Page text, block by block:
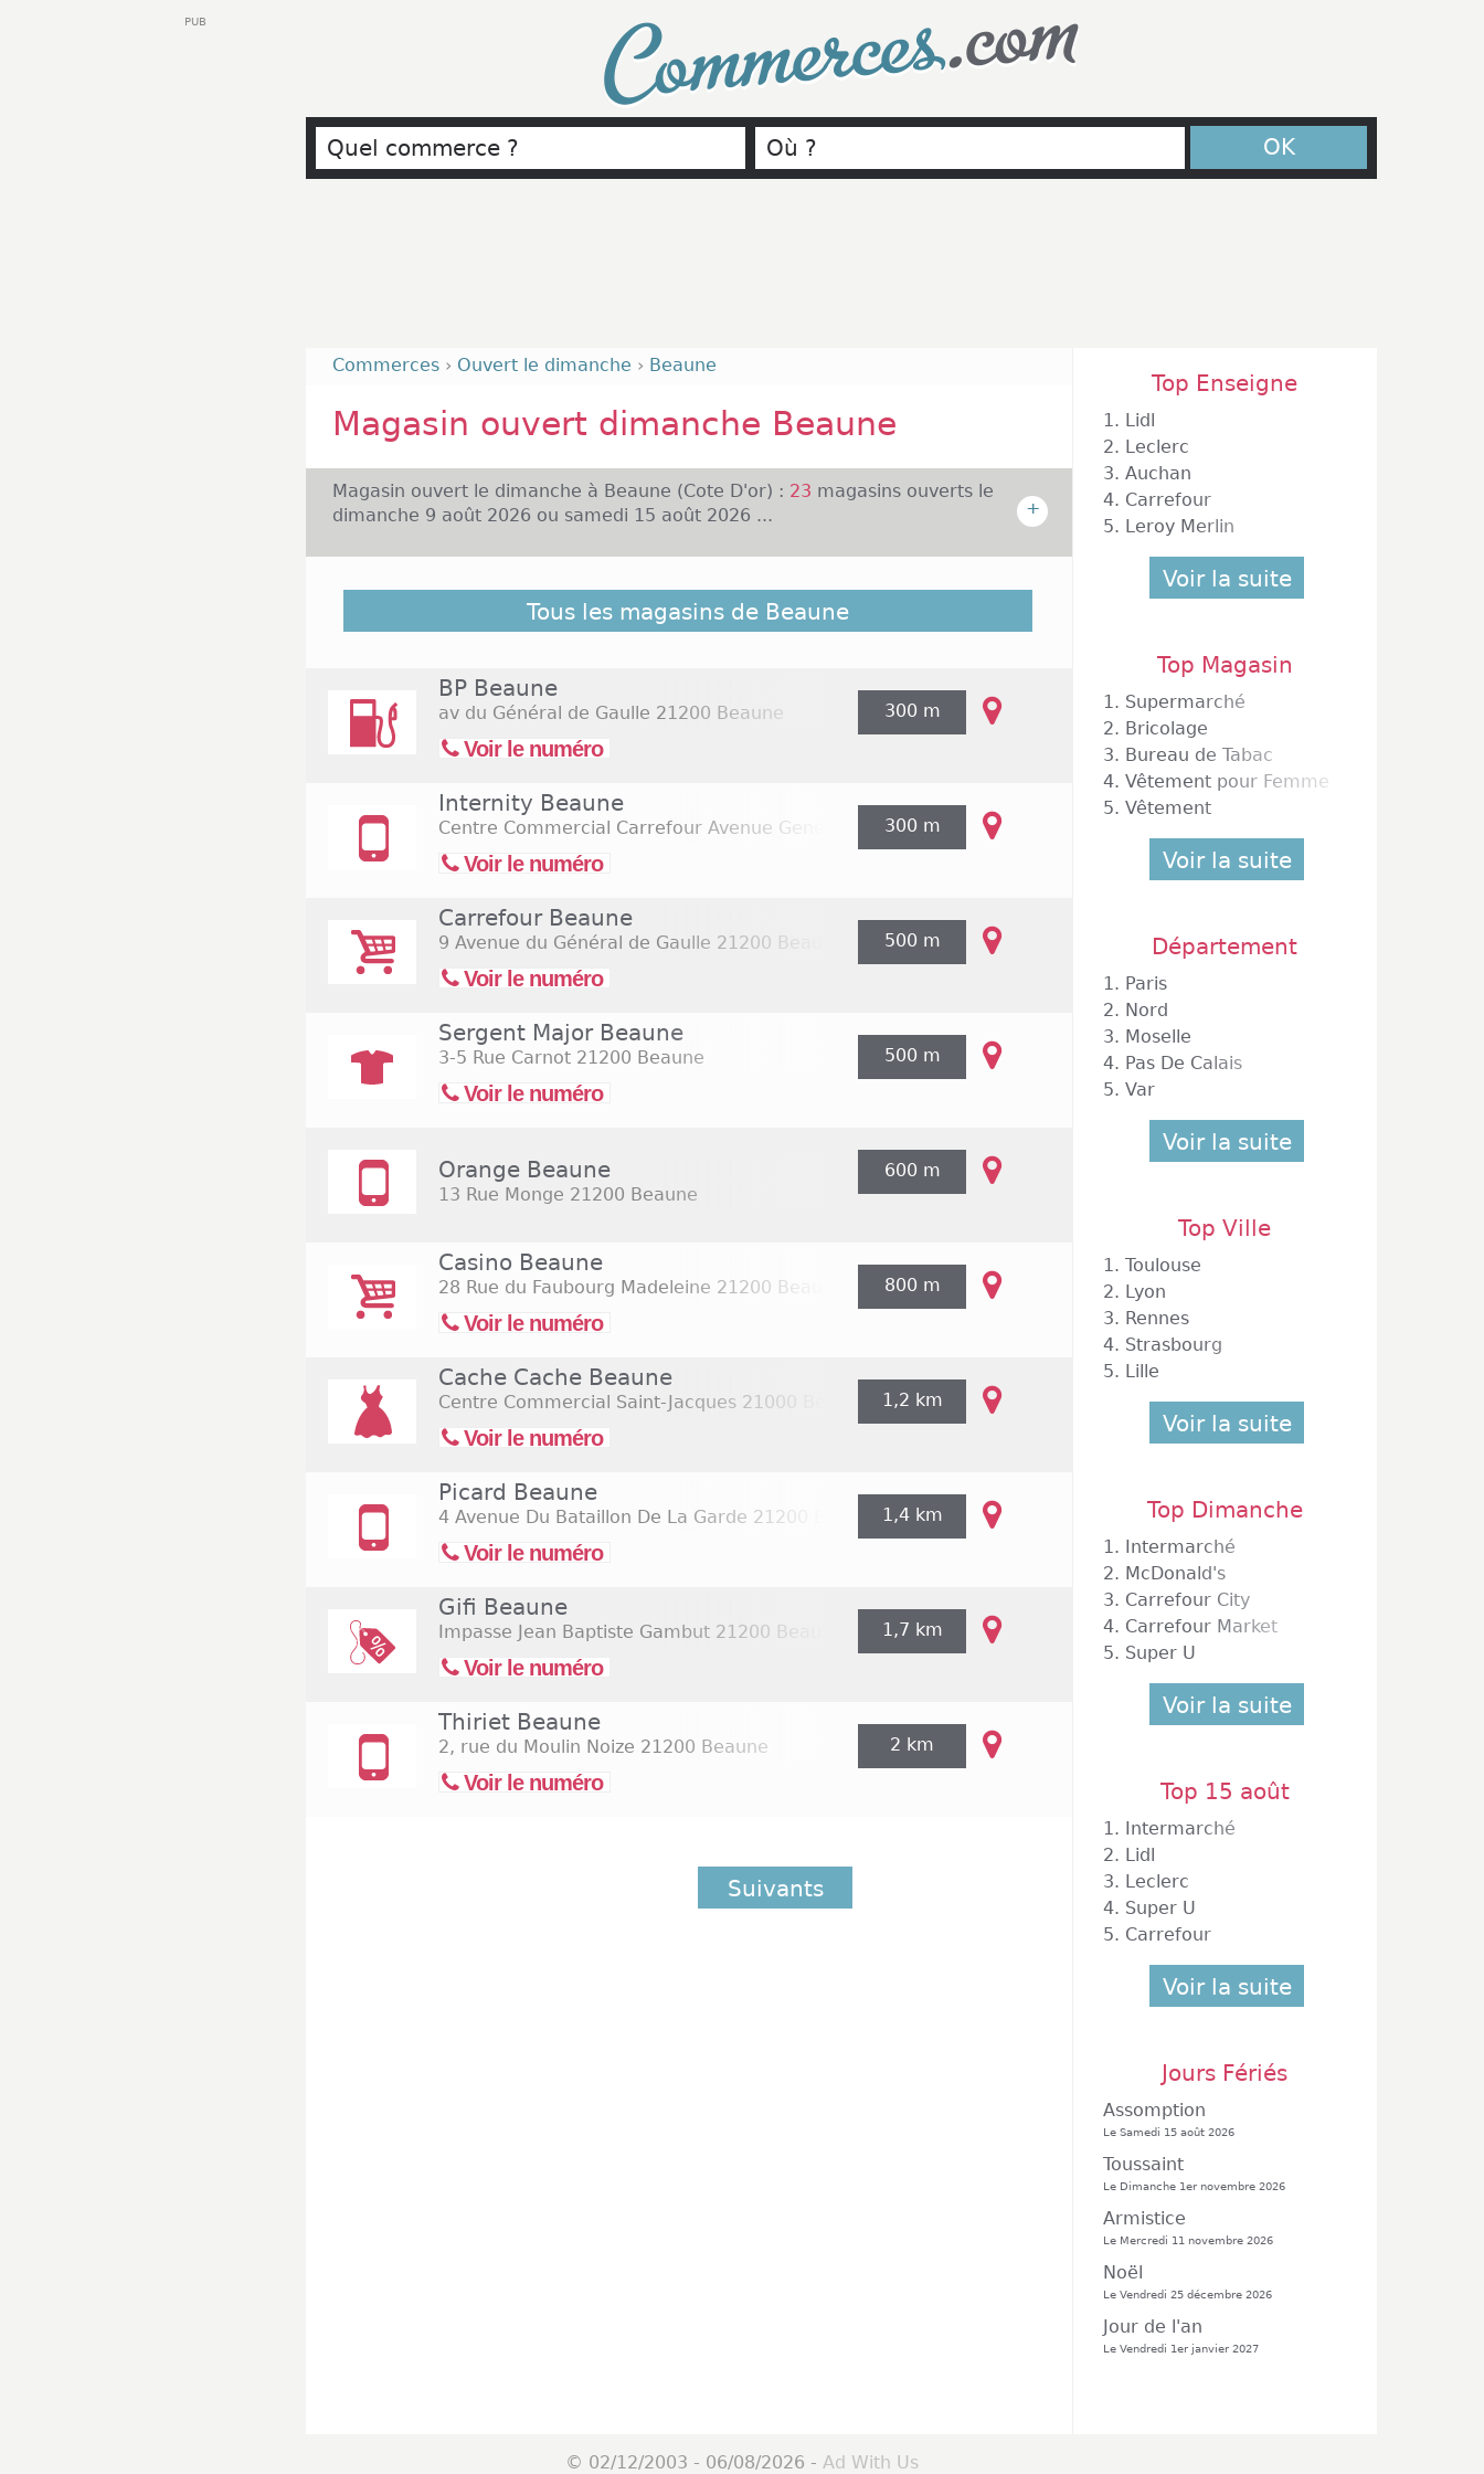
Commerces.com
OK
Commerces › Ouvert le dimanche › Beaune
Magasin ouvert dimanche Beaune
Magasin ouvert le dimanche à Beaune (Cote D'or) : 23 magasins ouverts le
dimanche 9 août 2026 ou samedi 15 août 2026 ...
+
Situé dans le département de la Côte d'Or, Beaune est une ville localisée au sud
de Dijon. A l'heure actuelle, plus de 22 000 personnes y vivent. Le centre ville de
boutiques principalement situées dans les rues d'Alsace et Carnot. Ces magasins
sont ouverts du lundi au samedi, de 10 à 19h généralement. Les enseignes
alimentaires sont souvent ouvertes en matinée les dimanches, par exemple de
9h à 12h pour le supermarché Casino. Une zone d'activité est aussi présente
Tous les magasins de Beaune
BP Beaune
av du Général de Gaulle 21200 Beaune
Voir le numéro
300 m
Internity Beaune
Centre Commercial Carrefour Avenue General De Gaulle21200 Beaune
Voir le numéro
300 m
Carrefour Beaune
9 Avenue du Général de Gaulle 21200 Beaune
Voir le numéro
500 m
Sergent Major Beaune
3-5 Rue Carnot 21200 Beaune
Voir le numéro
500 m
Orange Beaune
13 Rue Monge 21200 Beaune
600 m
Casino Beaune
28 Rue du Faubourg Madeleine 21200 Beaune
Voir le numéro
800 m
Cache Cache Beaune
Centre Commercial Saint-Jacques 21000 Beaune
Voir le numéro
1,2 km
Picard Beaune
4 Avenue Du Bataillon De La Garde 21200 Beaune
Voir le numéro
1,4 km
Gifi Beaune
Impasse Jean Baptiste Gambut 21200 Beaune
Voir le numéro
1,7 km
Thiriet Beaune
2, rue du Moulin Noize 21200 Beaune
Voir le numéro
2 km
Suivants
Top Enseigne
1. Lidl
2. Leclerc
3. Auchan
4. Carrefour
5. Leroy Merlin
Voir la suite
Top Magasin
1. Supermarché
2. Bricolage
3. Bureau de Tabac
4. Vêtement pour Femme
5. Vêtement
Voir la suite
Département
1. Paris
2. Nord
3. Moselle
4. Pas De Calais
5. Var
Voir la suite
Top Ville
1. Toulouse
2. Lyon
3. Rennes
4. Strasbourg
5. Lille
Voir la suite
Top Dimanche
1. Intermarché
2. McDonald's
3. Carrefour City
4. Carrefour Market
5. Super U
Voir la suite
Top 15 août
1. Intermarché
2. Lidl
3. Leclerc
4. Super U
5. Carrefour
Voir la suite
Jours Fériés
Assomption
Le Samedi 15 août 2026
Toussaint
Le Dimanche 1er novembre 2026
Armistice
Le Mercredi 11 novembre 2026
Noël
Le Vendredi 25 décembre 2026
Jour de l'an
Le Vendredi 1er janvier 2027
PUB
© 02/12/2003 - 06/08/2026 - Ad With Us